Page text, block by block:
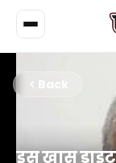
Back
इस खास